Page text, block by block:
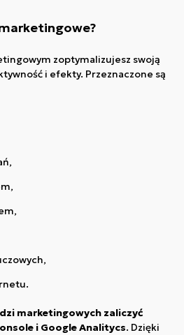
zoptymalizujesz swoją
i efekty. Przeznaczone są
marketingowych zaliczyć
i Google Analitycs. Dzięki